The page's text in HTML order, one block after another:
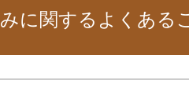
に関するよくある